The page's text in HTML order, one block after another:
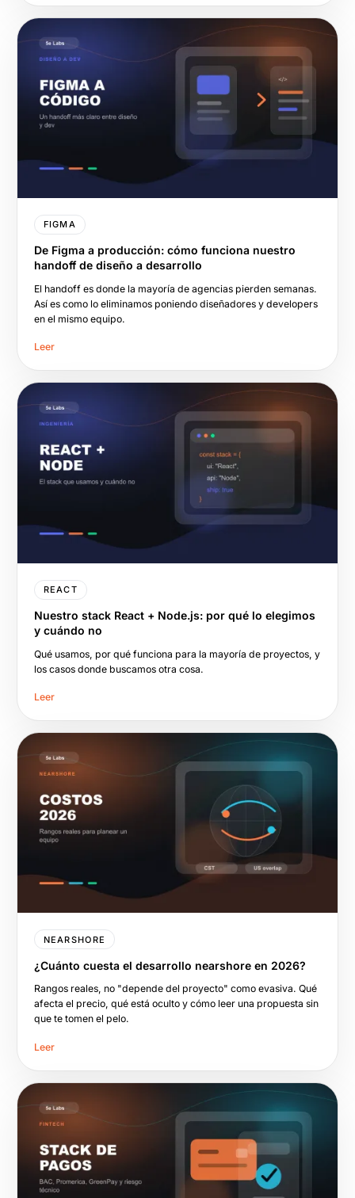
FIGMA
De Figma a producción: cómo funciona nuestro
handoff de diseño a desarrollo
El handoff es donde la mayoría de agencias pierden semanas.
Así es como lo eliminamos poniendo diseñadores y developers
en el mismo equipo.
Leer
REACT
Nuestro stack React + Node.js: por qué lo elegimos
y cuándo no
Qué usamos, por qué funciona para la mayoría de proyectos, y
los casos donde buscamos otra cosa.
Leer
NEARSHORE
¿Cuánto cuesta el desarrollo nearshore en 2026?
Rangos reales, no "depende del proyecto" como evasiva. Qué
afecta el precio, qué está oculto y cómo leer una propuesta sin
que te tomen el pelo.
Leer